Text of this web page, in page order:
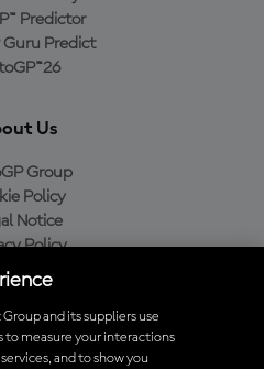
Predictor
Guru Predict
Us
Group
Policy
Notice
Policy
Policy
oficial da MotoGP™
and its suppliers use
to measure your interactions
and to show you